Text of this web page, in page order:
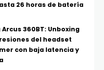
26 horas de batería
360BT: Unboxing
del headset
con baja latencia y